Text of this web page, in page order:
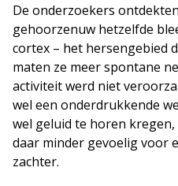
De onderzoekers
gehoorzenuw hetzelfde
cortex – het hersengebied
maten ze meer spontane
activiteit werd niet
wel een onderdrukkende
wel geluid te horen
daar minder gevoelig voor
zachter.